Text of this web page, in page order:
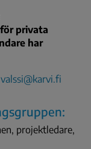
privata
har
valssi@karvi.fi
projektledare,